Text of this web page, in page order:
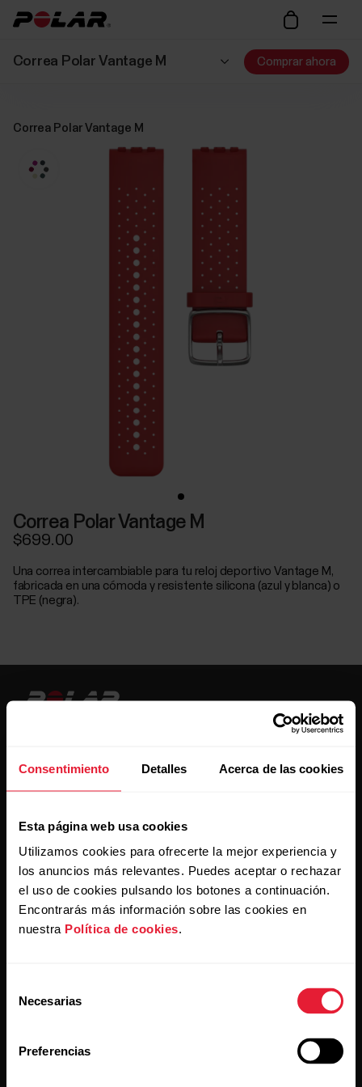
Consentimiento Detalles Acerca de las cookies
Esta página web usa cookies
Utilizamos cookies para ofrecerte la mejor experiencia y
los anuncios más relevantes. Puedes aceptar o rechazar
el uso de cookies pulsando los botones a continuación.
Encontrarás más información sobre las cookies en
nuestra Política de cookies.
Necesarias
Preferencias
Correa Polar Vantage M Comprar ahora
Correa Polar Vantage M
Correa Polar Vantage M
$699.00
Una correa intercambiable para tu reloj deportivo Vantage M,
fabricada en una cómoda y resistente silicona (azul y blanca) o
TPE (negra).
Mantente al día.
Regístrate en nuestra newsletter quincenal y recibe
las últimas noticias directamente en tu bandeja de
entrada.
electrónicos de Polar y confirmas que has leído nuestro
Aviso de privacidad.